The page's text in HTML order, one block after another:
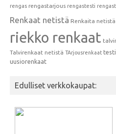
rengas rengastarjous rengastesti
Renkaat netistä Renkaita netistä
riekko renkaat
Talvirenkaat netistä TArjousrenkaat
uusiorenkaat
Edulliset verkkokaupat: